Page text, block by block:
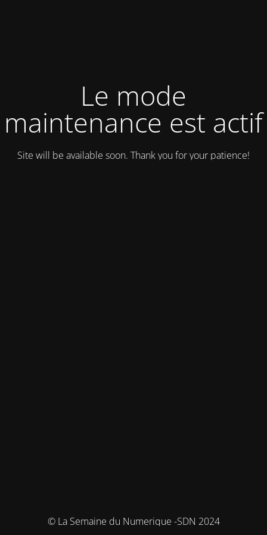
Le mode
maintenance est actif
Site will be available soon. Thank you for your patience!
© La Semaine du Numerique -SDN 2024